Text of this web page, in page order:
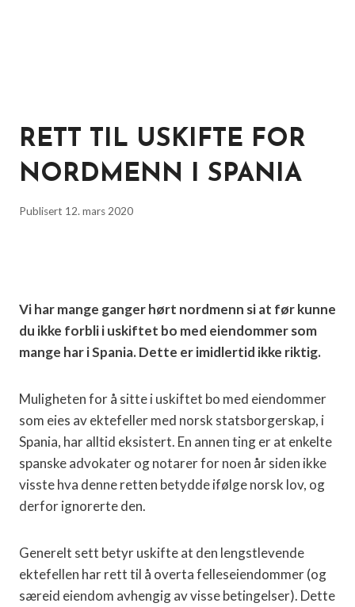
RETT TIL USKIFTE FOR
NORDMENN I SPANIA
Publisert 12. mars 2020
Vi har mange ganger hørt nordmenn si at før kunne
du ikke forbli i uskiftet bo med eiendommer som
mange har i Spania. Dette er imidlertid ikke riktig.
Muligheten for å sitte i uskiftet bo med eiendommer
som eies av ektefeller med norsk statsborgerskap, i
Spania, har alltid eksistert. En annen ting er at enkelte
spanske advokater og notarer for noen år siden ikke
visste hva denne retten betydde ifølge norsk lov, og
derfor ignorerte den.
Generelt sett betyr uskifte at den lengstlevende
ektefellen har rett til å overta felleseiendommer (og
særeid eiendom avhengig av visse betingelser). Dette